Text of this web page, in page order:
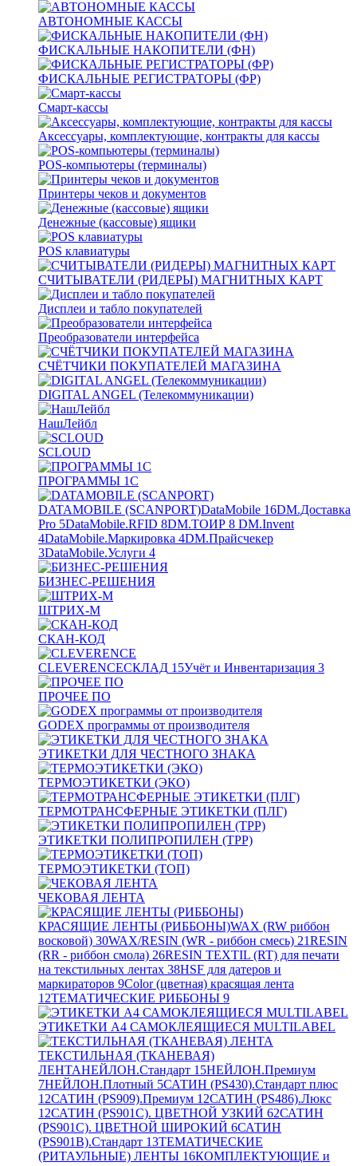
АВТОНОМНЫЕ КАССЫ
ФИСКАЛЬНЫЕ НАКОПИТЕЛИ (ФН)
ФИСКАЛЬНЫЕ РЕГИСТРАТОРЫ (ФР)
Смарт-кассы
Аксессуары, комплектующие, контракты для кассы
POS-компьютеры (терминалы)
Принтеры чеков и документов
Денежные (кассовые) ящики
POS клавиатуры
СЧИТЫВАТЕЛИ (РИДЕРЫ) МАГНИТНЫХ КАРТ
Дисплеи и табло покупателей
Преобразователи интерфейса
СЧЁТЧИКИ ПОКУПАТЕЛЕЙ МАГАЗИНА
DIGITAL ANGEL (Телекоммуникации)
НашЛейбл
SCLOUD
ПРОГРАММЫ 1С
DATAMOBILE (SCANPORT)DataMobile 16DM.Доставка
Pro 5DataMobile.RFID 8DM.ТОИР 8 DM.Invent
4DataMobile.Маркировка 4DM.Прайсчекер
3DataMobile.Услуги 4
БИЗНЕС-РЕШЕНИЯ
ШТРИХ-М
СКАН-КОД
CLEVERENCEСКЛАД 15Учёт и Инвентаризация 3
ПРОЧЕЕ ПО
GODEX программы от производителя
ЭТИКЕТКИ ДЛЯ ЧЕСТНОГО ЗНАКА
ТЕРМОЭТИКЕТКИ (ЭКО)
ТЕРМОТРАНСФЕРНЫЕ ЭТИКЕТКИ (ПЛГ)
ЭТИКЕТКИ ПОЛИПРОПИЛЕН (TPP)
ТЕРМОЭТИКЕТКИ (ТОП)
ЧЕКОВАЯ ЛЕНТА
КРАСЯЩИЕ ЛЕНТЫ (РИББОНЫ)WAX (RW риббон
восковой) 30WAX/RESIN (WR - риббон смесь) 21RESIN
(RR - риббон смола) 26RESIN TEXTIL (RT) для печати
на текстильных лентах 38HSF для датеров и
маркираторов 9Color (цветная) красящая лента
12ТЕМАТИЧЕСКИЕ РИББОНЫ 9
ЭТИКЕТКИ А4 САМОКЛЕЯЩИЕСЯ MULTILABEL
ТЕКСТИЛЬНАЯ (ТКАНЕВАЯ)
ЛЕНТАНЕЙЛОН.Стандарт 15НЕЙЛОН.Премиум
7НЕЙЛОН.Плотный 5САТИН (PS430).Стандарт плюс
12САТИН (PS909).Премиум 12САТИН (PS486).Люкс
12САТИН (PS901C). ЦВЕТНОЙ УЗКИЙ 62САТИН
(PS901C). ЦВЕТНОЙ ШИРОКИЙ 6САТИН
(PS901B).Стандарт 13ТЕМАТИЧЕСКИЕ
(РИТАУЛЬНЫЕ) ЛЕНТЫ 16КОМПЛЕКТУЮЩИЕ и